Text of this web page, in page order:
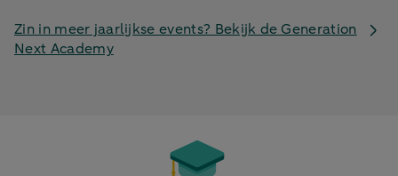
Zin in meer jaarlijkse events? Bekijk de Generation
Next Academy